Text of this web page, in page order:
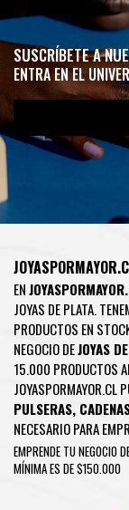
SUSCRÍBETE A
ENTRA EN EL
EN
JOYAS DE PLATA.
PRODUCTOS EN
NEGOCIO DEJOYAS
15.000 PRODUCTOS
JOYASPORMAYOR.CL
PULSERAS,
NECESARIO PARA
EMPRENDE TU NEGOCIO
MÍNIMA ES DE $150.000